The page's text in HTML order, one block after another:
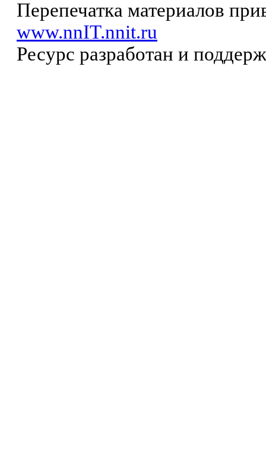
Перепечатка материалов
www.nnIT.nnit.ru
Ресурс разработан и